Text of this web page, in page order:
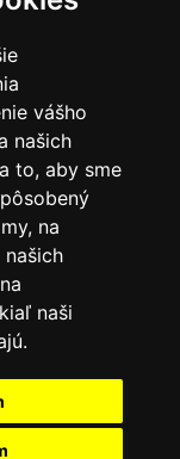
vášho
našich
to, aby sme
na
naši